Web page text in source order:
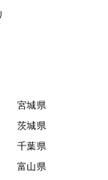
宮城県
茨城県
千葉県
富山県